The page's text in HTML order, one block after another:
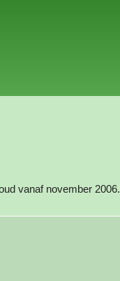
vanaf november 2006.